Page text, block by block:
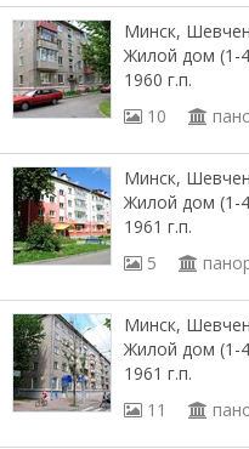
Минск,
Жилой дом (1-
1960 г.п.
10
Минск,
Жилой дом (1-
1961 г.п.
5
Минск,
Жилой дом (1-
1961 г.п.
11